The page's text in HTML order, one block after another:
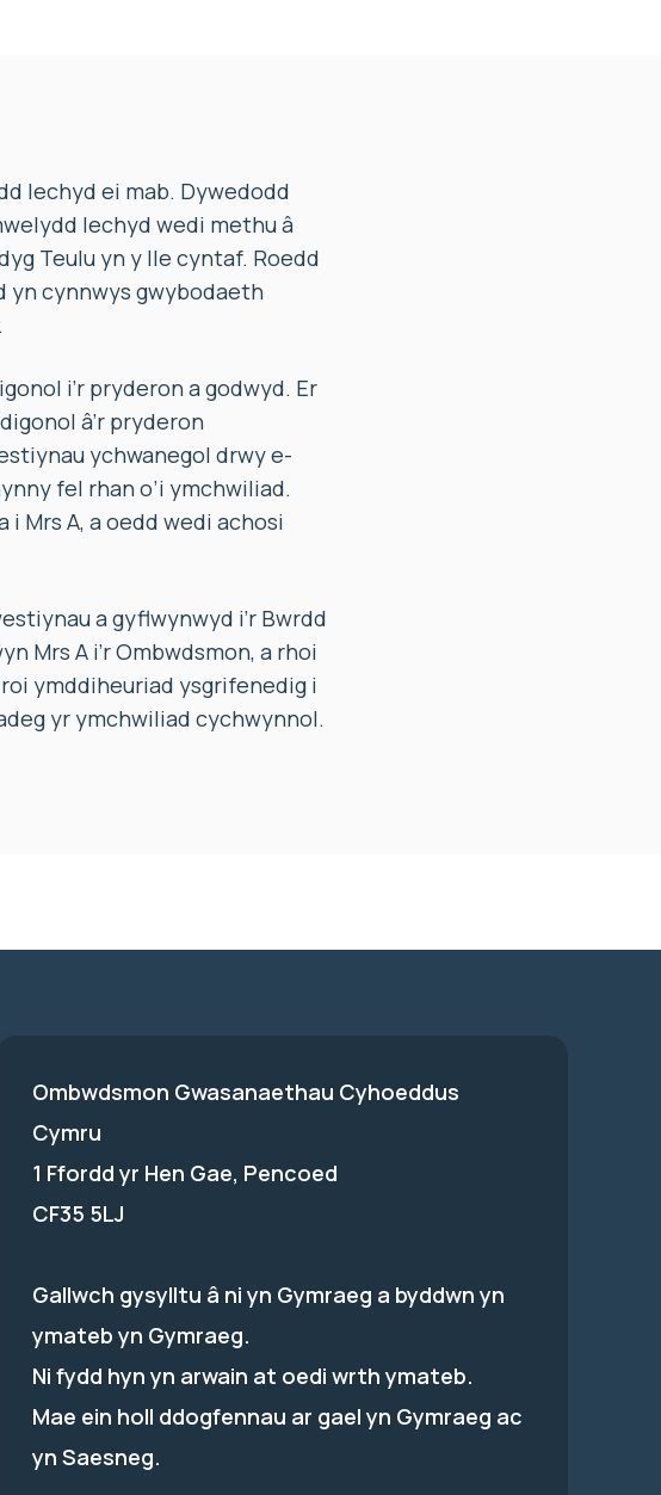
Iechyd ei mab. Dywedodd
Iechyd wedi methu â
Teulu yn y lle cyntaf. Roedd
yn cynnwys gwybodaeth
i’r pryderon a godwyd. Er
â’r pryderon
ychwanegol drwy e-
fel rhan o’i ymchwiliad.
Mrs A, a oedd wedi achosi
a gyflwynwyd i’r Bwrdd
Mrs A i’r Ombwdsmon, a rhoi
ymddiheuriad ysgrifenedig i
yr ymchwiliad cychwynnol.
Ombwdsmon Gwasanaethau Cyhoeddus
Cymru
1 Ffordd yr Hen Gae, Pencoed
CF35 5LJ
Gallwch gysylltu â ni yn Gymraeg a byddwn yn
ymateb yn Gymraeg.
Ni fydd hyn yn arwain at oedi wrth ymateb.
Mae ein holl ddogfennau ar gael yn Gymraeg ac
yn Saesneg.